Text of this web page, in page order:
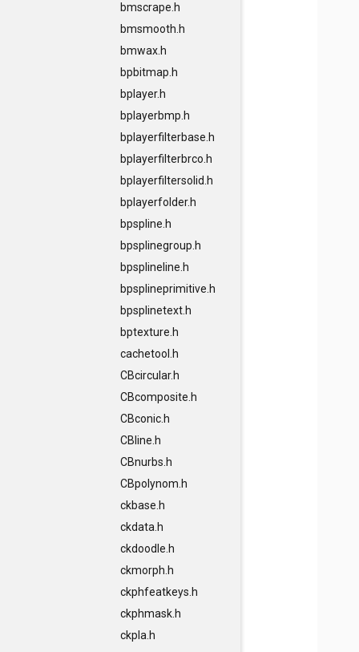
bmscrape.h
bmsmooth.h
bmwax.h
bpbitmap.h
bplayer.h
bplayerbmp.h
bplayerfilterbase.h
bplayerfilterbrco.h
bplayerfiltersolid.h
bplayerfolder.h
bpspline.h
bpsplinegroup.h
bpsplineline.h
bpsplineprimitive.h
bpsplinetext.h
bptexture.h
cachetool.h
CBcircular.h
CBcomposite.h
CBconic.h
CBline.h
CBnurbs.h
CBpolynom.h
ckbase.h
ckdata.h
ckdoodle.h
ckmorph.h
ckphfeatkeys.h
ckphmask.h
ckpla.h